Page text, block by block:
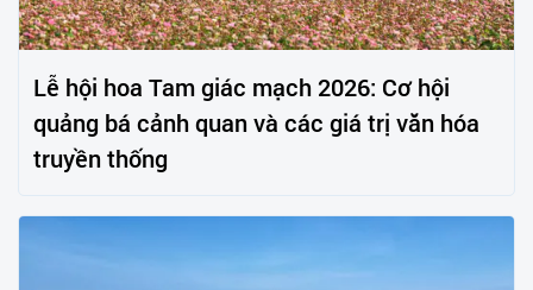
Lễ hội hoa Tam giác mạch 2026: Cơ hội
quảng bá cảnh quan và các giá trị văn hóa
truyền thống